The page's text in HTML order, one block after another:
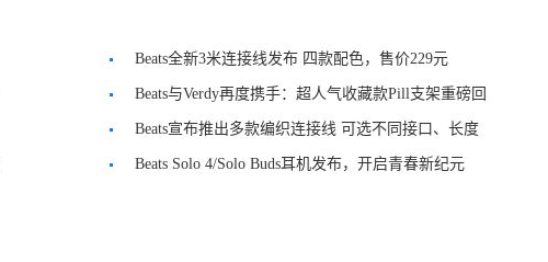
Beats全新3米连接线发布 四款配色，售价229元
Beats与Verdy再度携手：超人气收藏款Pill支架重磅回
归 Beats宣布推出多款编织连接线 可选不同接口、长度
Beats Solo 4/Solo Buds耳机发布，开启青春新纪元